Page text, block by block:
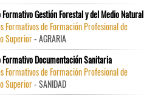
Gestión Forestal y del Medio Natural
Formativos de Formación Profesional de
Superior- AGRARIA
Formativo Documentación Sanitaria
Formativos de Formación Profesional de
Superior- SANIDAD